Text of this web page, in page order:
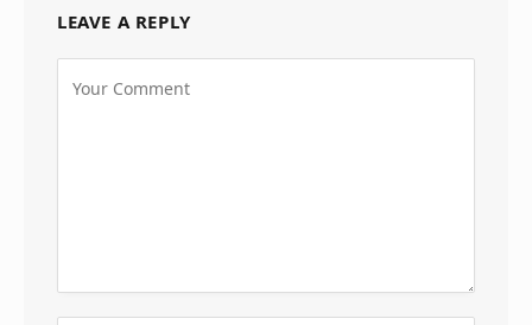
LEAVE A REPLY